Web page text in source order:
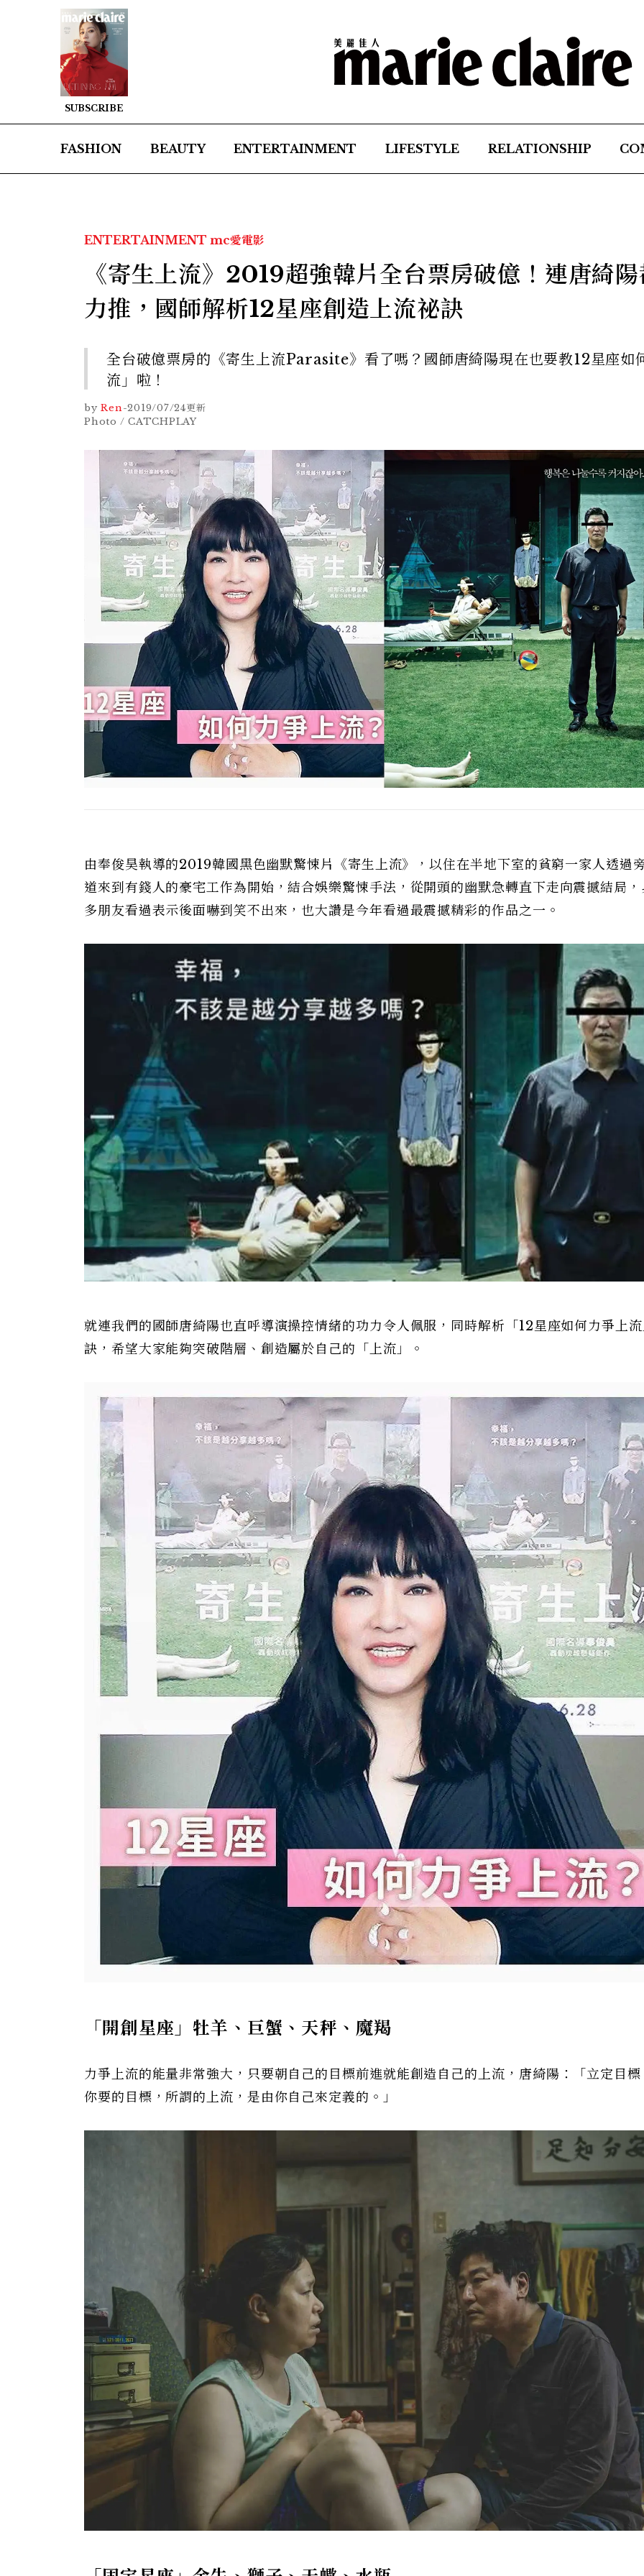
SUBSCRIBE
FASHION BEAUTY ENTERTAINMENT LIFESTYLE RELATIONSHIP
ENTERTAINMENT mc愛電影
《寄生上流》2019超強韓片全台票房破億！連唐綺
力推，國師解析12星座創造上流祕訣
全台破億票房的《寄生上流Parasite》看了嗎？國師唐綺陽現在也要教12星座如
流」啦！
by Ren-2019/07/24更新
Photo / CATCHPLAY
由奉俊昊執導的2019韓國黑色幽默驚悚片《寄生上流》，以住在半地下室的貧窮一家人透過
道來到有錢人的豪宅工作為開始，結合娛樂驚悚手法，從開頭的幽默急轉直下走向震撼結局
多朋友看過表示後面嚇到笑不出來，也大讚是今年看過最震撼精彩的作品之一。
就連我們的國師唐綺陽也直呼導演操控情緒的功力令人佩服，同時解析「12星座如何力爭上
訣，希望大家能夠突破階層、創造屬於自己的「上流」。
「開創星座」牡羊、巨蟹、天秤、魔羯
力爭上流的能量非常強大，只要朝自己的目標前進就能創造自己的上流，唐綺陽：「立定目
你要的目標，所謂的上流，是由你自己來定義的。」